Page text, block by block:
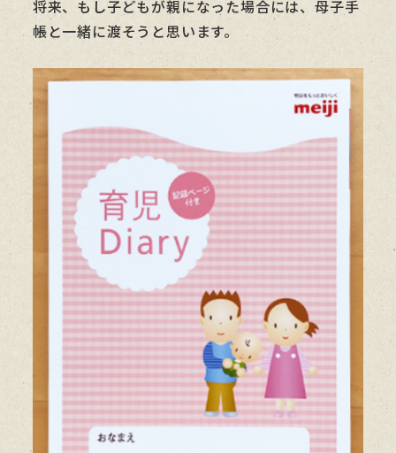
将来、もし子どもが親になった場合には、母子手
帳と一緒に渡そうと思います。